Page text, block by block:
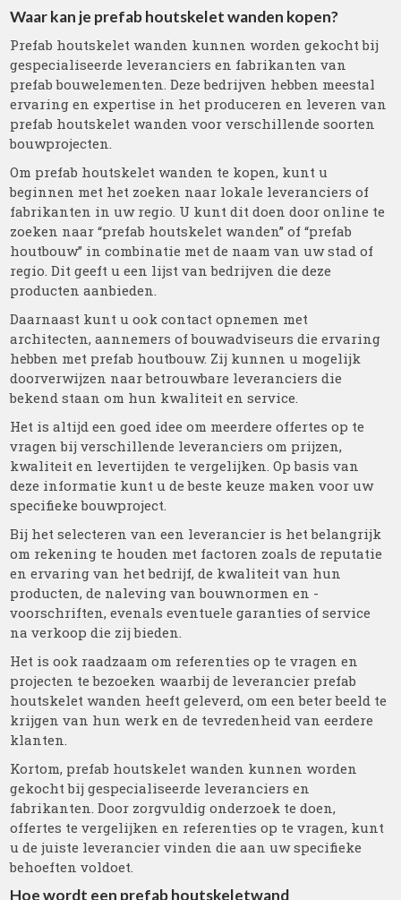
Waar kan je prefab houtskelet wanden kopen?
Prefab houtskelet wanden kunnen worden gekocht bij
gespecialiseerde leveranciers en fabrikanten van
prefab bouwelementen. Deze bedrijven hebben meestal
ervaring en expertise in het produceren en leveren van
prefab houtskelet wanden voor verschillende soorten
bouwprojecten.
Om prefab houtskelet wanden te kopen, kunt u
beginnen met het zoeken naar lokale leveranciers of
fabrikanten in uw regio. U kunt dit doen door online te
zoeken naar “prefab houtskelet wanden” of “prefab
houtbouw” in combinatie met de naam van uw stad of
regio. Dit geeft u een lijst van bedrijven die deze
producten aanbieden.
Daarnaast kunt u ook contact opnemen met
architecten, aannemers of bouwadviseurs die ervaring
hebben met prefab houtbouw. Zij kunnen u mogelijk
doorverwijzen naar betrouwbare leveranciers die
bekend staan om hun kwaliteit en service.
Het is altijd een goed idee om meerdere offertes op te
vragen bij verschillende leveranciers om prijzen,
kwaliteit en levertijden te vergelijken. Op basis van
deze informatie kunt u de beste keuze maken voor uw
specifieke bouwproject.
Bij het selecteren van een leverancier is het belangrijk
om rekening te houden met factoren zoals de reputatie
en ervaring van het bedrijf, de kwaliteit van hun
producten, de naleving van bouwnormen en -
voorschriften, evenals eventuele garanties of service
na verkoop die zij bieden.
Het is ook raadzaam om referenties op te vragen en
projecten te bezoeken waarbij de leverancier prefab
houtskelet wanden heeft geleverd, om een beter beeld te
krijgen van hun werk en de tevredenheid van eerdere
klanten.
Kortom, prefab houtskelet wanden kunnen worden
gekocht bij gespecialiseerde leveranciers en
fabrikanten. Door zorgvuldig onderzoek te doen,
offertes te vergelijken en referenties op te vragen, kunt
u de juiste leverancier vinden die aan uw specifieke
behoeften voldoet.
Hoe wordt een prefab houtskeletwand